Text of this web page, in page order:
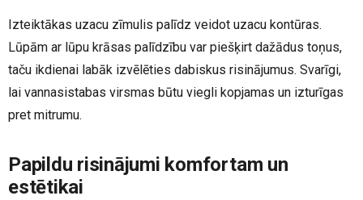
Izteiktākas uzacu zīmulis palīdz veidot uzacu kontūras.
Lūpām ar lūpu krāsas palīdzību var piešķirt dažādus toņus,
taču ikdienai labāk izvēlēties dabiskus risinājumus. Svarīgi,
lai vannasistabas virsmas būtu viegli kopjamas un izturīgas
pret mitrumu.
Papildu risinājumi komfortam un
estētikai